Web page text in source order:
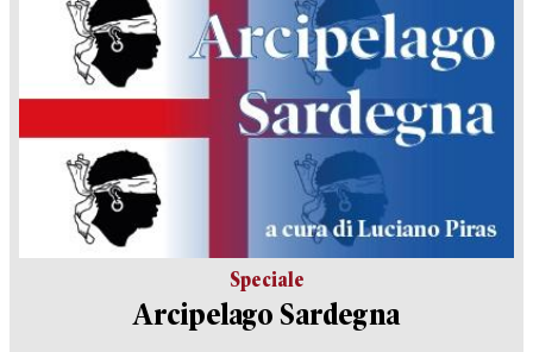
Speciale
Arcipelago Sardegna